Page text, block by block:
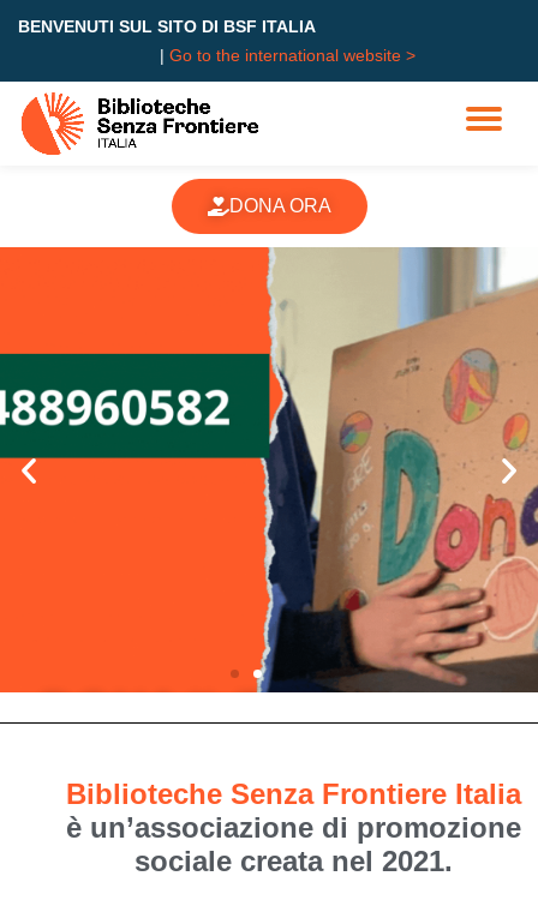
content
BENVENUTI SUL SITO DI BSF ITALIA
| Go to the international website >
DONA ORA
DONA IL TUO
Aiutaci con un piccolo gesto a regalare grandi
storie a chi è meno fortunato. Indica il nostro
Codice Fiscale nella tua dichiarazione dei redditi.
Biblioteche Senza Frontiere Italia
è un’associazione di promozione
sociale creata nel 2021.